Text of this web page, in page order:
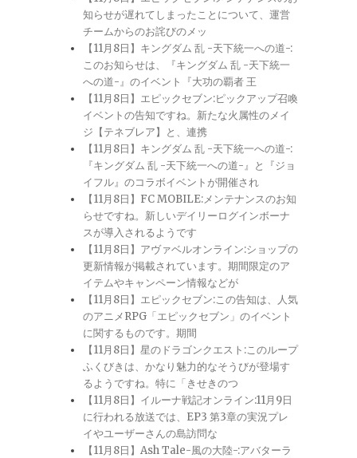
知らせが遅れてしまったことについて、運営
チームからのお詫びのメッ
【11月8日】キングダム 乱 -天下統一への道-:
このお知らせは、『キングダム 乱 -天下統一
への道-』のイベント『大功の覇者 王
【11月8日】エピックセブン:ピックアップ召喚
イベントの告知ですね。新たな火属性のメイ
ジ【テネブレア】と、連携
【11月8日】キングダム 乱 -天下統一への道-:
『キングダム 乱 -天下統一への道-』と『ジョ
イフル』のコラボイベントが開催され
【11月8日】FC MOBILE:メンテナンスのお知
らせですね。新しいデイリーログインボーナ
スが導入されるようです
【11月8日】アヴァベルオンライン:ショップの
更新情報が掲載されています。期間限定のア
イテムやキャンペーン情報などが
【11月8日】エピックセブン:この告知は、人気
のアニメRPG「エピックセブン」のイベント
に関するものです。期間
【11月8日】星のドラゴンクエスト:このループ
ふくびきは、かなり魅力的なそうびが登場す
るようですね。特に「きせきのつ
【11月8日】イルーナ戦記オンライン:11月9日
に行われる放送では、EP3 第3章の実況プレ
イやユーザーさんの島訪問な
【11月8日】Ash Tale-風の大陸-:アバターラ